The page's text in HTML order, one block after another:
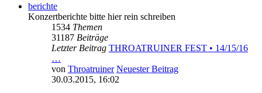
berichte
Konzertberichte bitte hier rein schreiben
1534 Themen
31187 Beiträge
Letzter Beitrag THROATRUINER FEST • 14/15/16
…
von Throatruiner Neuester Beitrag
30.03.2015, 16:02